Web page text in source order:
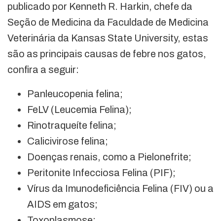
publicado por Kenneth R. Harkin, chefe da
Seção de Medicina da Faculdade de Medicina
Veterinária da Kansas State University, estas
são as principais causas de febre nos gatos,
confira a seguir:
Panleucopenia felina;
FeLV (Leucemia Felina);
Rinotraqueíte felina;
Calicivirose felina;
Doenças renais, como a Pielonefrite;
Peritonite Infecciosa Felina (PIF);
Vírus da Imunodeficiência Felina (FIV) ou a
AIDS em gatos;